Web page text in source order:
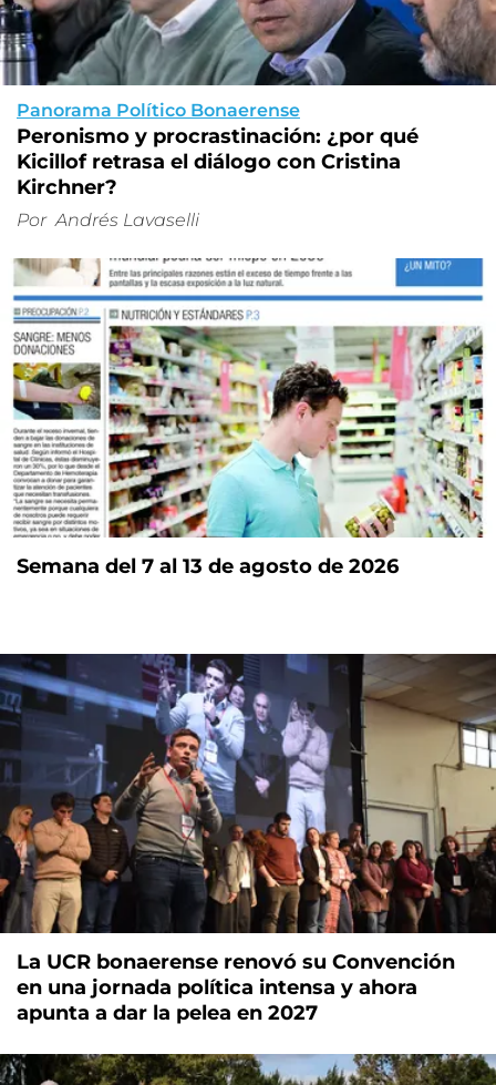
Panorama Político Bonaerense
Peronismo y procrastinación: ¿por qué
Kicillof retrasa el diálogo con Cristina
Kirchner?
Por Andrés Lavaselli
Semana del 7 al 13 de agosto de 2026
La UCR bonaerense renovó su Convención
en una jornada política intensa y ahora
apunta a dar la pelea en 2027